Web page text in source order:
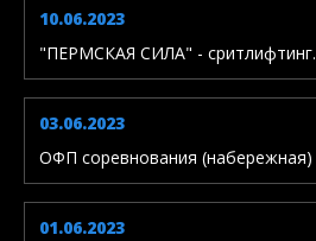
10.06.2023
"ПЕРМСКАЯ СИЛА" - сритлифтинг.
03.06.2023
ОФП соревнования (набережная)
01.06.2023